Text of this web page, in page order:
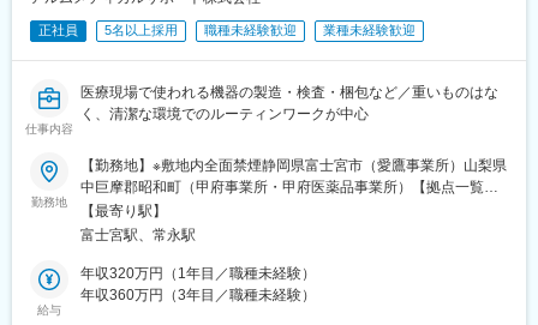
・栄養管理計画書の作成・見直し
■入社後の流れ：
頂きます。
業務に慣れて頂いたら1つの病棟をお任せ致します。
■組織構成：
■社会医療法人松涛会について：
正社員 5名以上採用 職種未経験歓迎 業種未経験歓迎
仕事内容
医療現場で使われる機器の製造・検査・梱包など／重いものはな
く、清潔な環境でのルーティンワークが中心
勤務地
【勤務地】※敷地内全面禁煙静岡県富士宮市（愛鷹事業所）山梨県
中巨摩郡昭和町（甲府事業所・甲府医薬品事業所）【拠点一覧】
札幌採用センター：北海道札幌市中央区北4条西4-1千葉支店：千
葉県千葉市中央区新町1-17新宿採用センター：東京都新宿区西新
ター・お仕事相談センター：山梨県甲斐市西八幡4427-1三島本
社：静岡県三島市寿町5-10富士支店：静岡県富士市錦町1-2-3富士
【最寄り駅】
富士宮駅、常永駅
給与
年収320万円（1年目／職種未経験）
年収360万円（3年目／職種未経験）